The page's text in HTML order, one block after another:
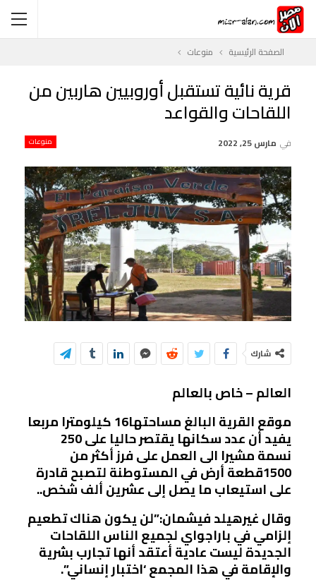
الصفحة الرئيسية منوعات
قرية نائية تستقبل أوروبيين هاربين من
اللقاحات والقواعد
منوعات في مارس 25, 2022
شارك
العالم – خاص بالعالم
موقع القرية البالغ مساحتها16 كيلومترا مربعا
يفيد أن عدد سكانها يقتصر حاليا على 250
نسمة مشيرا الى العمل على فرز أكثر من
1500قطعة أرض في المستوطنة لتصبح قادرة
على استيعاب ما يصل إلى عشرين ألف شخص..
وقال غيرهيلد فيشمان:”لن يكون هناك تطعيم
إلزامي في باراجواي لجميع الناس اللقاحات
الجديدة ليست عادية أعتقد أنها تجارب بشرية
والإقامة في هذا المجمع ‘اختبار إنساني”.